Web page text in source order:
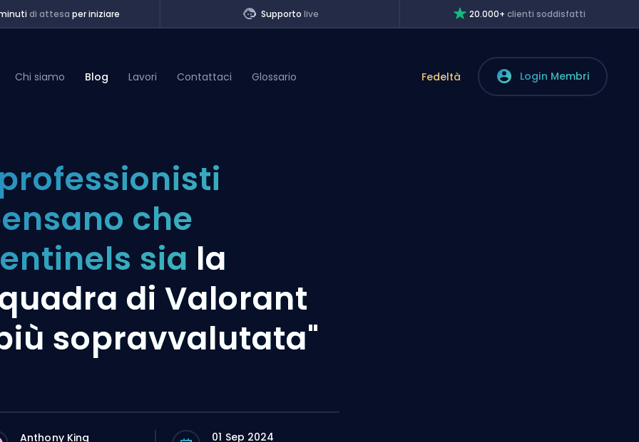
di attesa per iniziare Supporto live 20.000+clienti soddisfatti
Chi siamo Blog Lavori Contattaci Glossario Fedeltà Login Membri
che
sia la
di Valorant
sopravvalutata"
Anthony King 01 Sep 2024